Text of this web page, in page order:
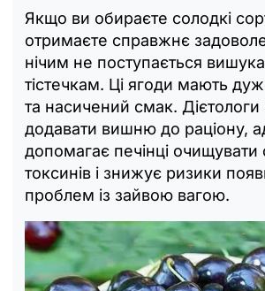
Якщо ви обираєте солодкі
отримаєте справжнє
нічим не поступається
тістечкам. Ці ягоди мають
та насичений смак. Дієтологи
додавати вишню до раціону,
допомагає печінці очищувати
токсинів і знижує ризики
проблем із зайвою вагою.